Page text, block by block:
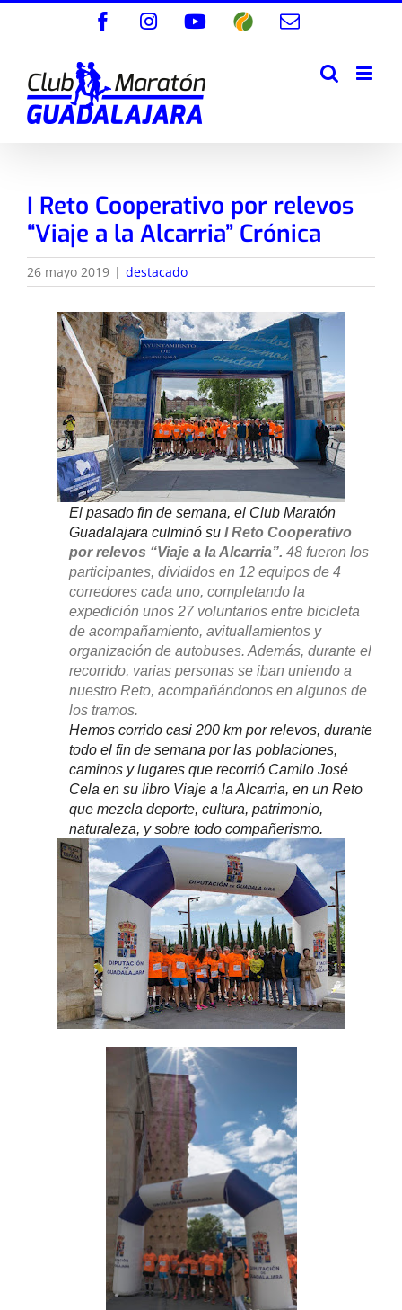
FacebookInstagramYouTube
WikilocCorreo
I Reto Cooperativo por relevos
“Viaje a la Alcarria” Crónica
26 mayo 2019 | destacado
El pasado fin de semana, el Club Maratón
Guadalajara culminó suI Reto Cooperativo
por relevos “Viaje a la Alcarria”.48 fueron los
participantes, divididos en 12 equipos de 4
corredores cada uno, completando la
expedición unos 27 voluntarios entre bicicleta
de acompañamiento, avituallamientos y
organización de autobuses. Además, durante el
recorrido, varias personas se iban uniendo a
nuestro Reto, acompañándonos en algunos de
los tramos.
Hemos corrido casi 200 km por relevos, durante
todo el fin de semana por las poblaciones,
caminos y lugares que recorrió Camilo José
Cela en su libro Viaje a la Alcarria, en un Reto
que mezcla deporte, cultura, patrimonio,
naturaleza, y sobre todo compañerismo.